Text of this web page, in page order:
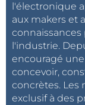
l'électronique
aux makers et
l'industrie.
encouragé
concevoir,
concrètes. Les
exclusif à des